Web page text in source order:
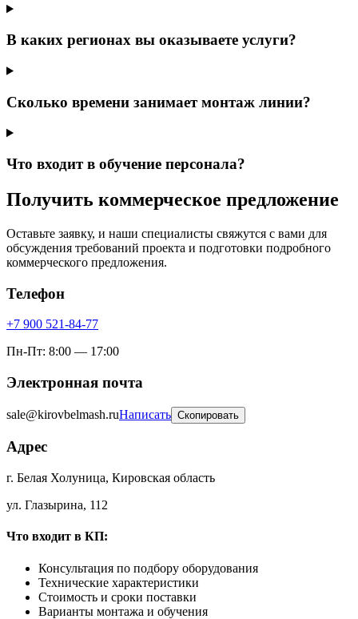
В каких регионах вы оказываете услуги?
Сколько времени занимает монтаж линии?
Что входит в обучение персонала?
Получить коммерческое предложение
Оставьте заявку, и наши специалисты свяжутся с вами для
обсуждения требований проекта и подготовки подробного
коммерческого предложения.
Телефон
+7 900 521-84-77
Пн-Пт: 8:00 — 17:00
Электронная почта
sale@kirovbelmash.ruНаписать Скопировать
Адрес
г. Белая Холуница, Кировская область
ул. Глазырина, 112
Что входит в КП:
Консультация по подбору оборудования
Технические характеристики
Стоимость и сроки поставки
Варианты монтажа и обучения